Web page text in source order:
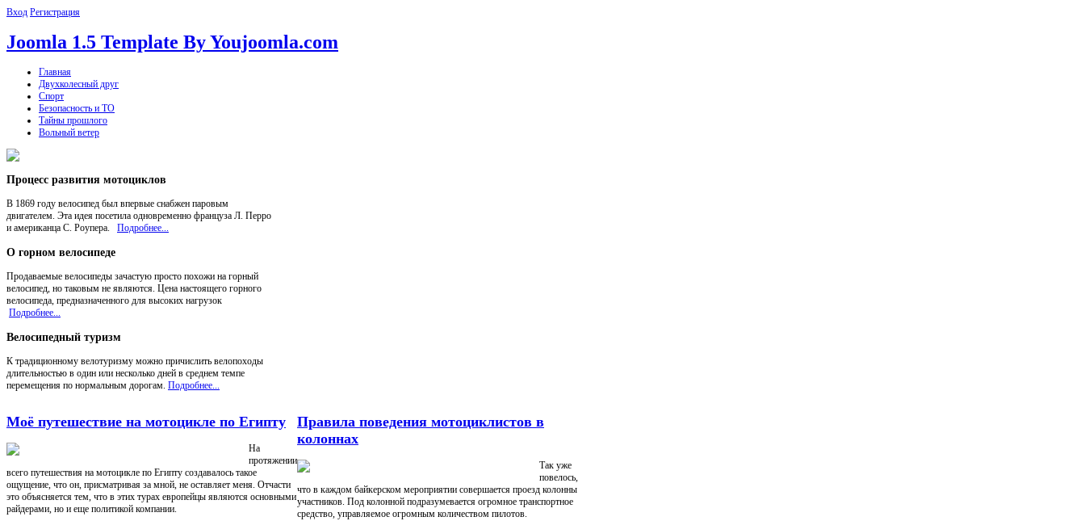
Вход Регистрация
Joomla 1.5 Template By Youjoomla.com
Главная
Двухколесный друг
Спорт
Безопасность и ТО
Тайны прошлого
Вольный ветер
Процесс развития мотоциклов
В 1869 году велосипед был впервые снабжен паровым
двигателем. Эта идея посетила одновременно француза Л. Перро
и американца С. Роупера. Подробнее...
О горном велосипеде
Продаваемые велосипеды зачастую просто похожи на горный
велосипед, но таковым не являются. Цена настоящего горного
велосипеда, предназначенного для высоких нагрузок
Подробнее...
Велосипедный туризм
К традиционному велотуризму можно причислить велопоходы
длительностью в один или несколько дней в среднем темпе
перемещения по нормальным дорогам. Подробнее...
Моё путешествие на мотоцикле по Египту
На
протяжении
всего путешествия на мотоцикле по Египту создавалось такое
ощущение, что он, присматривая за мной, не оставляет меня. Отчасти
это объясняется тем, что в этих турах европейцы являются основными
райдерами, но и еще политикой компании.
Правила поведения мотоциклистов в
колоннах
Так уже
повелось,
что в каждом байкерском мероприятии совершается проезд колонны
участников. Под колонной подразумевается огромное транспортное
средство, управляемое огромным количеством пилотов.